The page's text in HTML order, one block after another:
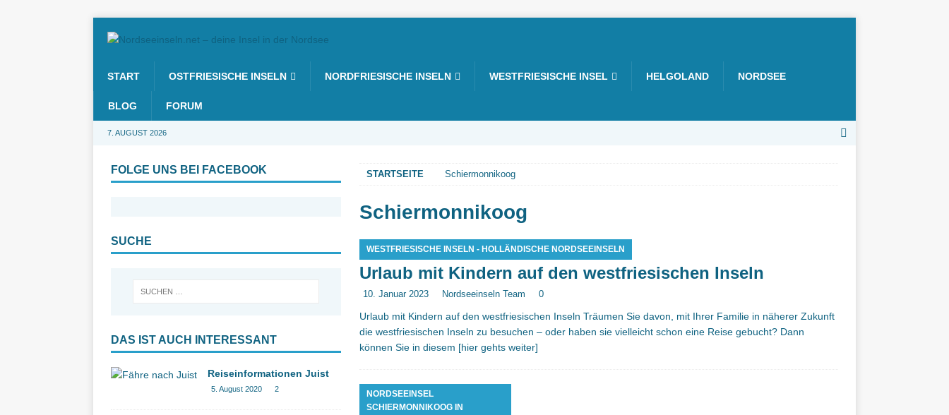
START OSTFRIESISCHE INSELN NORDFRIESISCHE INSELN WESTFRIESISCHE INSEL HELGOLAND NORDSEE
BLOG FORUM
7. AUGUST 2026
STARTSEITE Schiermonnikoog
Schiermonnikoog
WESTFRIESISCHE INSELN - HOLLÄNDISCHE NORDSEEINSELN
Urlaub mit Kindern auf den westfriesischen Inseln
10. Januar 2023 Nordseeinseln Team 0
Urlaub mit Kindern auf den westfriesischen Inseln Träumen Sie davon, mit Ihrer Familie in näherer Zukunft
die westfriesischen Inseln zu besuchen – oder haben sie vielleicht schon eine Reise gebucht? Dann
können Sie in diesem [hier gehts weiter]
NORDSEEINSEL
SCHIERMONNIKOOG IN
FOLGE UNS BEI FACEBOOK
SUCHE
DAS IST AUCH INTERESSANT
Reiseinformationen Juist
5. August 2020 2